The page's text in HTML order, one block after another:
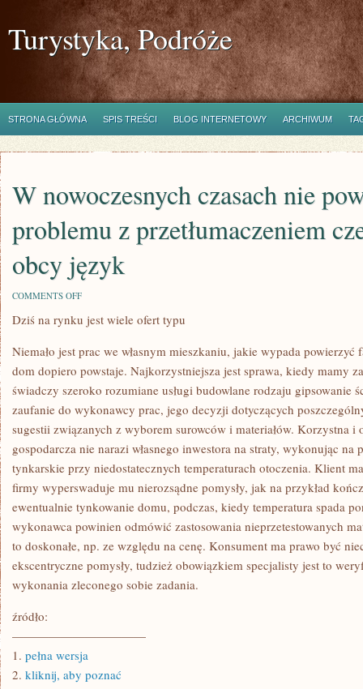
Turystyka, Podróże
STRONA GŁÓWNA SPIS TREŚCI BLOG INTERNETOWY ARCHIWUM
W nowoczesnych czasach nie
problemu z przetłumaczeniem
obcy język
COMMENTS OFFON
NOWOCZESNYCH
CZASACH
POWINNIŚMY
MIEĆ
PROBLEMU
Z
PRZETŁUMACZENIEM
CZEGOKOLWIEK
NA
OBCY
JĘZYK
Dziś na rynku jest wiele ofert typu
Niemało jest prac we własnym mieszkaniu, jakie wypada powierzyć
dom dopiero powstaje. Najkorzystniejsza jest sprawa, kiedy mamy
świadczy szeroko rozumiane usługi budowlane rodzaju gipsowanie
zaufanie do wykonawcy prac, jego decyzji dotyczących
sugestii związanych z wyborem surowców i materiałów. Korzystna i
gospodarcza nie narazi własnego inwestora na straty, wykonując na
tynkarskie przy niedostatecznych temperaturach otoczenia. Klient
firmy wyperswaduje mu nierozsądne pomysły, jak na przykład
ewentualnie tynkowanie domu, podczas, kiedy temperatura spada
wykonawca powinien odmówić zastosowania nieprzetestowanych
to doskonałe, np. ze względu na cenę. Konsument ma prawo być
ekscentryczne pomysły, tudzież obowiązkiem specjalisty jest to
wykonania zleconego sobie zadania.
źródło:
———————————
1. pełna wersja
2. kliknij, aby poznać